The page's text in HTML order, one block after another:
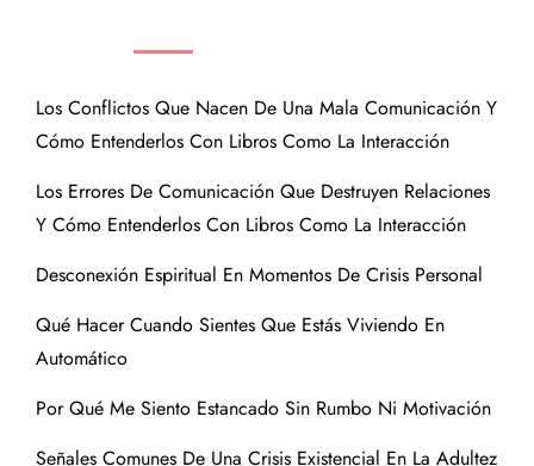
Los Conflictos Que Nacen De Una Mala Comunicación Y
Cómo Entenderlos Con Libros Como La Interacción
Los Errores De Comunicación Que Destruyen Relaciones
Y Cómo Entenderlos Con Libros Como La Interacción
Desconexión Espiritual En Momentos De Crisis Personal
Qué Hacer Cuando Sientes Que Estás Viviendo En
Automático
Por Qué Me Siento Estancado Sin Rumbo Ni Motivación
Señales Comunes De Una Crisis Existencial En La Adultez